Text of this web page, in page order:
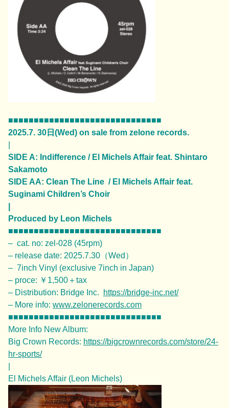
■■■■■■■■■■■■■■■■■■■■■■■■■■■■■■
2025.7. 30日(Wed) on sale from zelone records.
SIDE A: Indifference / El Michels Affair feat. Shintaro
Sakamoto
SIDE AA: Clean The Line / El Michels Affair feat.
Suginami Children’s Choir
Produced by Leon Michels
■■■■■■■■■■■■■■■■■■■■■■■■■■■■■■
– cat. no: zel-028 (45rpm)
– release date: 2025.7.30（Wed）
– 7inch Vinyl (exclusive 7inch in Japan)
– proce: ￥1,500＋tax
– Distribution: Bridge Inc.
https://bridge-inc.net/
– More info: www.zelonerecords.com
■■■■■■■■■■■■■■■■■■■■■■■■■■■■■■
More Info New Album:
Big Crown Records: https://bigcrownrecords.com/store/24-
hr-sports/
El Michels Affair (Leon Michels)